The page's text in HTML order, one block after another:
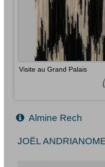
Visite au Grand Palais
Almine Rech
JOËL